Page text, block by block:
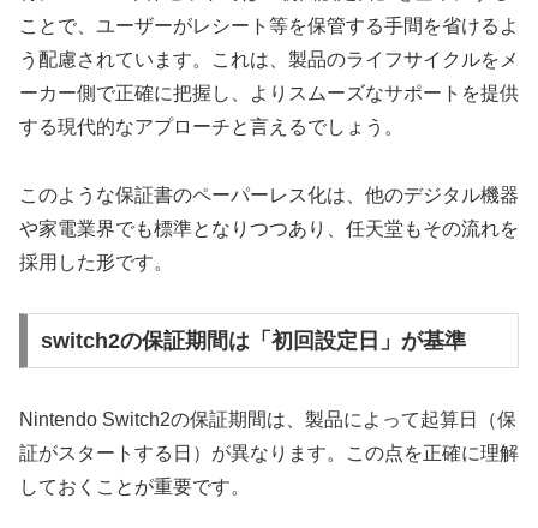
ことで、ユーザーがレシート等を保管する手間を省けるよ
う配慮されています。これは、製品のライフサイクルをメ
ーカー側で正確に把握し、よりスムーズなサポートを提供
する現代的なアプローチと言えるでしょう。
このような保証書のペーパーレス化は、他のデジタル機器
や家電業界でも標準となりつつあり、任天堂もその流れを
採用した形です。
switch2の保証期間は「初回設定日」が基準
Nintendo Switch2の保証期間は、製品によって起算日（保
証がスタートする日）が異なります。この点を正確に理解
しておくことが重要です。